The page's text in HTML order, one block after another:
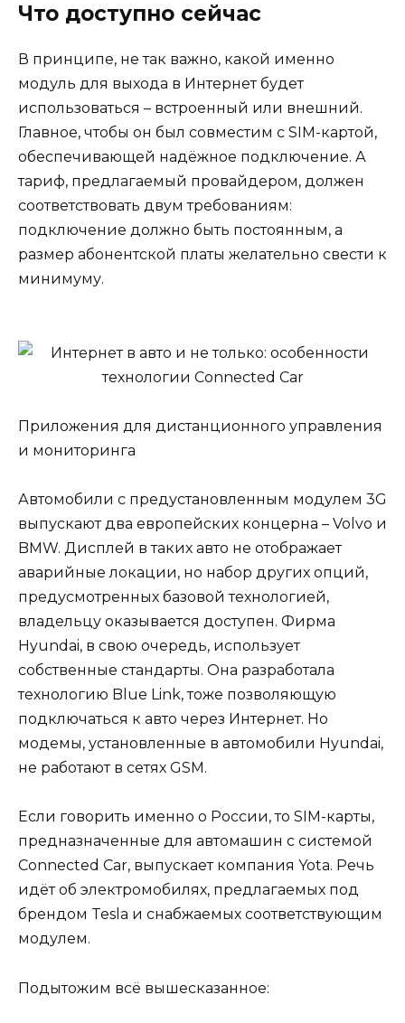
Что доступно сейчас
В принципе, не так важно, какой именно
модуль для выхода в Интернет будет
использоваться – встроенный или внешний.
Главное, чтобы он был совместим с SIM-картой,
обеспечивающей надёжное подключение. А
тариф, предлагаемый провайдером, должен
соответствовать двум требованиям:
подключение должно быть постоянным, а
размер абонентской платы желательно свести к
минимуму.
Приложения для дистанционного управления
и мониторинга
Автомобили с предустановленным модулем 3G
выпускают два европейских концерна – Volvo и
BMW. Дисплей в таких авто не отображает
аварийные локации, но набор других опций,
предусмотренных базовой технологией,
владельцу оказывается доступен. Фирма
Hyundai, в свою очередь, использует
собственные стандарты. Она разработала
технологию Blue Link, тоже позволяющую
подключаться к авто через Интернет. Но
модемы, установленные в автомобили Hyundai,
не работают в сетях GSM.
Если говорить именно о России, то SIM-карты,
предназначенные для автомашин с системой
Connected Car, выпускает компания Yota. Речь
идёт об электромобилях, предлагаемых под
брендом Tesla и снабжаемых соответствующим
модулем.
Подытожим всё вышесказанное: